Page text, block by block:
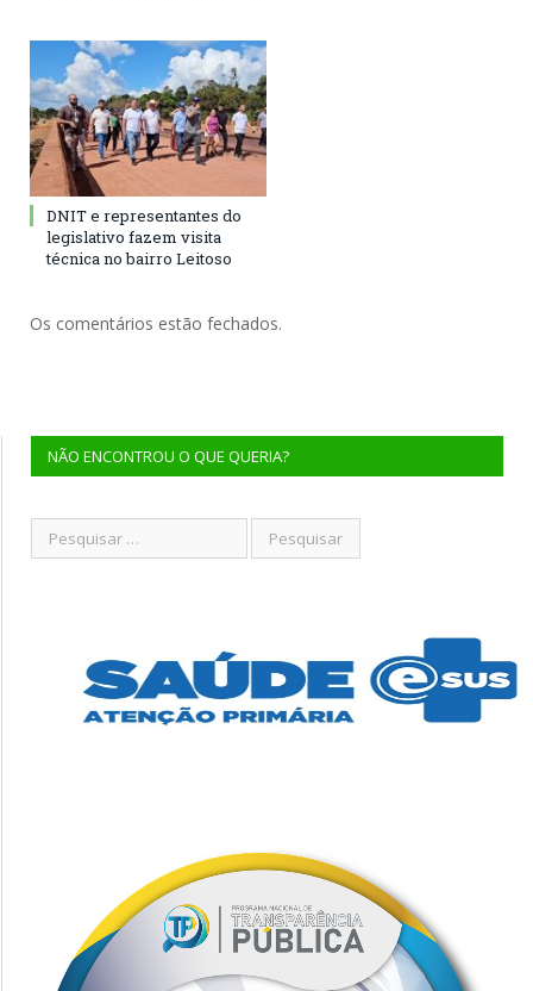
DNIT e representantes do
legislativo fazem visita
técnica no bairro Leitoso
Os comentários estão fechados.
NÃO ENCONTROU O QUE QUERIA?